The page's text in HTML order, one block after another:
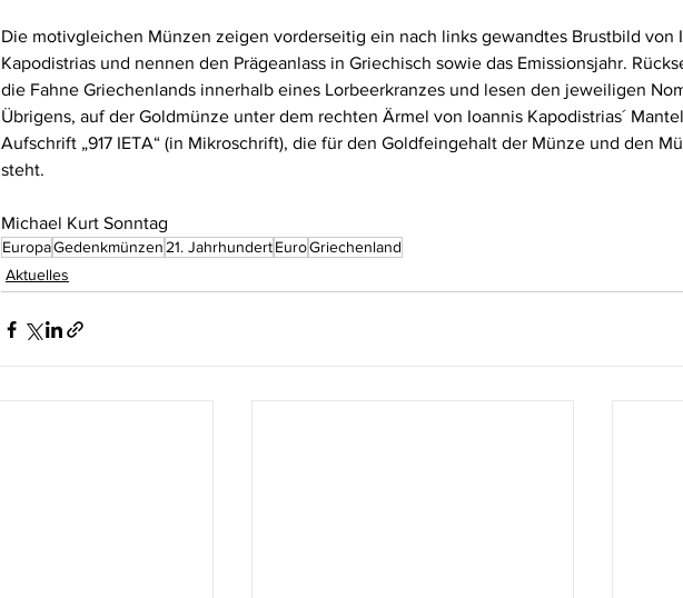
Die motivgleichen Münzen zeigen vorderseitig ein nach links gewandtes Brustbild von
Kapodistrias und nennen den Prägeanlass in Griechisch sowie das Emissionsjahr.
die Fahne Griechenlands innerhalb eines Lorbeerkranzes und lesen den jeweiligen
Übrigens, auf der Goldmünze unter dem rechten Ärmel von Ioannis Kapodistrias´
Aufschrift „917 IETA“ (in Mikroschrift), die für den Goldfeingehalt der Münze und den
steht.
Michael Kurt Sonntag
EuropaGedenkmünzen21. JahrhundertEuroGriechenland
Aktuelles